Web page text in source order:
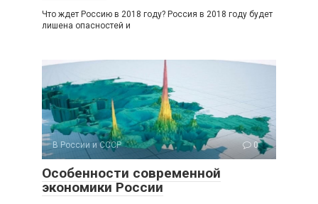
Что ждет Россию в 2018 году? Россия в 2018 году будет
лишена опасностей и
В России и СССР 0
Особенности современной
экономики России